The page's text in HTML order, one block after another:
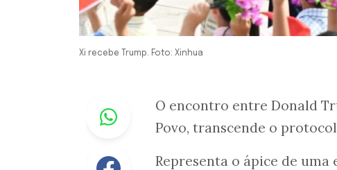
Xi recebe Trump. Foto: Xinhua
Whastapp
Facebook
O encontro entre Donald
Povo, transcende o
Representa o ápice de